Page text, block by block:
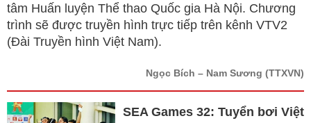
tâm Huấn luyện Thể thao Quốc gia Hà Nội. Chương
trình sẽ được truyền hình trực tiếp trên kênh VTV2
(Đài Truyền hình Việt Nam).
Ngọc Bích – Nam Sương (TTXVN)
SEA Games 32: Tuyển bơi Việt